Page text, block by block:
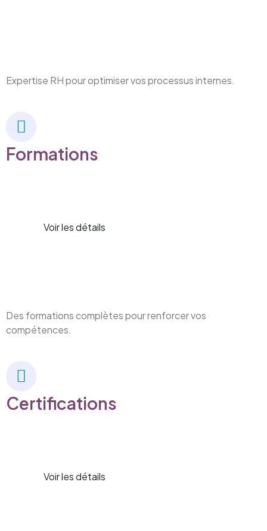
Expertise RH pour optimiser vos processus internes.
Formations
Voir les détails
Des formations complètes pour renforcer vos
compétences.
Certifications
Voir les détails